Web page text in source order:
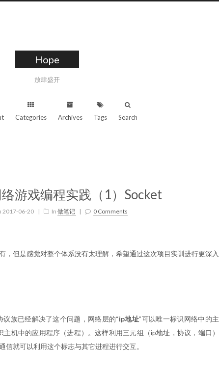
Hope
放肆盛开
Categories Archives Tags Search
络游戏编程实践（1）Socket
2017-06-20 | In 做笔记 | 0 Comments
，但是感觉对整个体系没有太理解，希望通过这次项目实训进行更深入
族已经解决了这个问题，网络层的“ip地址”可以唯一标识网络中的主
主机中的应用程序（进程）。这样利用三元组（ip地址，协议，端口）
就可以利用这个标志与其它进程进行交互。